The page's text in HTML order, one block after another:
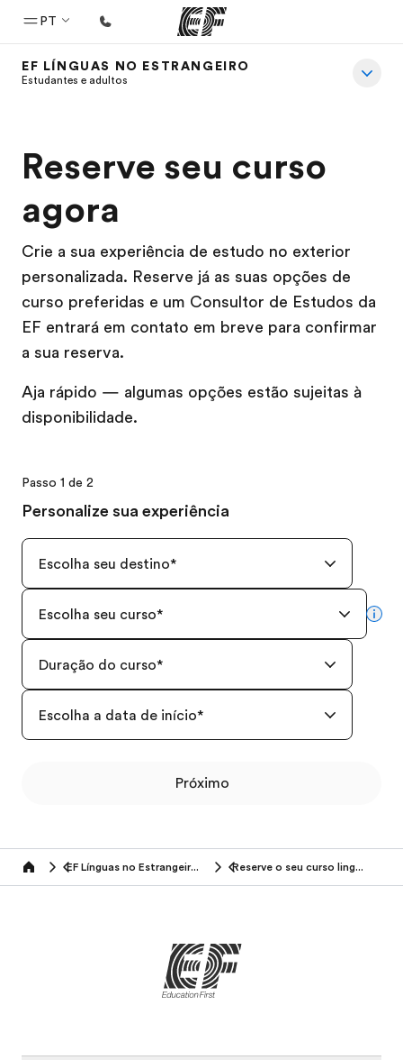
PT
Início
Programas
Saiba tudo que oferecemos
Escritórios
Encontre um escritório
Sobre nós
Quem somos
Carreiras
EF LÍNGUAS NO ESTRANGEIRO
Estudantes e adultos
Reserve seu curso
agora
Crie a sua experiência de estudo no exterior
personalizada. Reserve já as suas opções de
curso preferidas e um Consultor de Estudos da
EF entrará em contato em breve para confirmar
a sua reserva.
Aja rápido — algumas opções estão sujeitas à
disponibilidade.
Passo 1 de 2
Personalize sua experiência
Escolha seu destino*
Escolha seu curso*
Duração do curso*
Escolha a data de início*
Próximo
Home EF Línguas no Estrangeiro (14-25 anos) Reserve o seu curso linguístico